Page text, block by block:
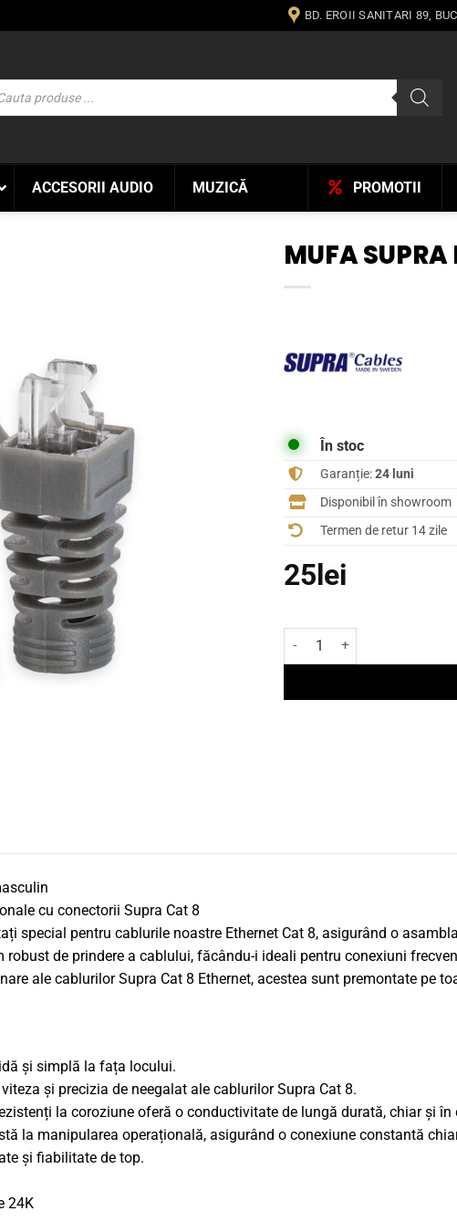
BD. EROII SANITARI 89,
ACCESORII AUDIO MUZICĂ PROMOTII
MUFA
În stoc
Garanție:24 luni
Disponibil în showroom
Termen de retur 14 zile
25lei
Cantitate Mufa Supra RJ45
cu conectorii Supra Cat 8
special pentru cablurile noastre Ethernet Cat 8, asigurând o
de prindere a cablului, făcându-i ideali pentru conexiuni
ale cablurilor Supra Cat 8 Ethernet, acestea sunt premontate pe
și simplă la fața locului.
și precizia de neegalat ale cablurilor Supra Cat 8.
la coroziune oferă o conductivitate de lungă durată, chiar și
la manipularea operațională, asigurând o conexiune constantă
și fiabilitate de top.
24K